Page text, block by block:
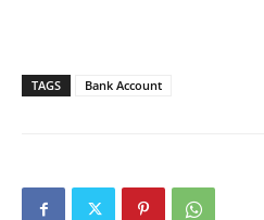
TAGS Bank Account